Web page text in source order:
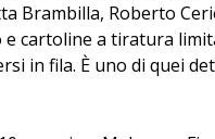
Brambilla, Roberto
cartoline a tiratura
in fila. È uno di quei